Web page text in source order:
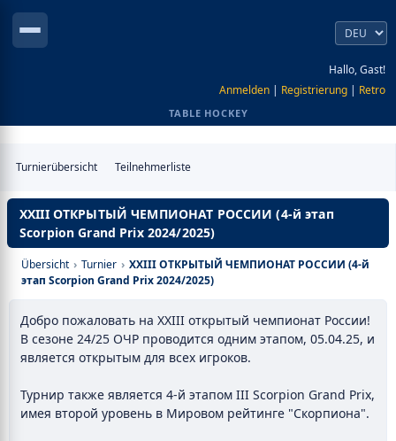
Hallo, Gast!
Anmelden | Registrierung | Retro
TABLE HOCKEY
Turnierübersicht Teilnehmerliste
XXIII ОТКРЫТЫЙ ЧЕМПИОНАТ РОССИИ (4-й этап
Scorpion Grand Prix 2024/2025)
Übersicht › Turnier › XXIII ОТКРЫТЫЙ ЧЕМПИОНАТ РОССИИ (4-й
этап Scorpion Grand Prix 2024/2025)
Добро пожаловать на XXIII открытый чемпионат России!
В сезоне 24/25 ОЧР проводится одним этапом, 05.04.25, и
является открытым для всех игроков.
Турнир также является 4-й этапом III Scorpion Grand Prix,
имея второй уровень в Мировом рейтинге "Скорпиона".